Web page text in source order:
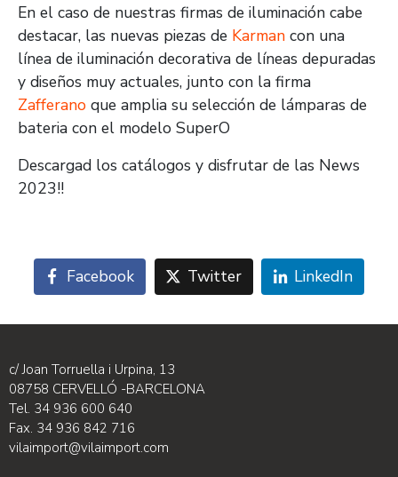
En el caso de nuestras firmas de iluminación cabe
destacar, las nuevas piezas de Karman con una
línea de iluminación decorativa de líneas depuradas
y diseños muy actuales, junto con la firma
Zafferano que amplia su selección de lámparas de
bateria con el modelo SuperO
Descargad los catálogos y disfrutar de las News
2023!!
Facebook Twitter LinkedIn
c/ Joan Torruella i Urpina, 13
08758 CERVELLÓ -BARCELONA
Tel. 34 936 600 640
Fax. 34 936 842 716
vilaimport@vilaimport.com